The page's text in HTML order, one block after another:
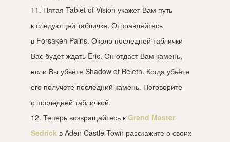
11. Пятая Tablet of Vision укажет Вам путь
к следующей табличке. Отправляйтесь
в Forsaken Pains. Около последней таблички
Вас будет ждать Eric. Он отдаст Вам камень,
если Вы убьёте Shadow of Beleth. Когда убьёте
его получете последний камень. Поговорите
с последней табличкой.
12. Теперь возвращайтесь к Grand Master
Sedrick в Aden Castle Town расскажите о своих